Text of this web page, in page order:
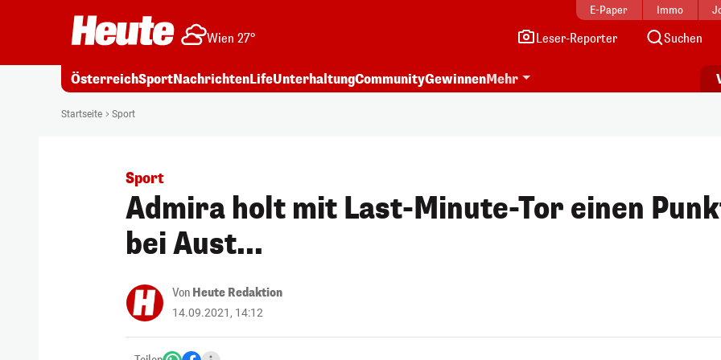
E-Paper Immo
Wien 27° Leser-Reporter Suchen
ÖsterreichSportNachrichtenLifeUnterhaltungCommunityGewinnenMehr
Startseite Sport
Sport
Admira holt mit Last-Minute-Tor einen
bei Aust...
Von Heute Redaktion
14.09.2021, 14:12